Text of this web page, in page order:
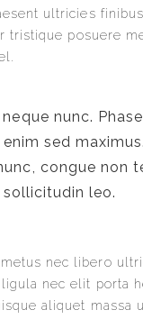
ultricies
tristique posuere
neque nunc.
sed
congue non
leo.
nec libero
nec elit porta
aliquet massa